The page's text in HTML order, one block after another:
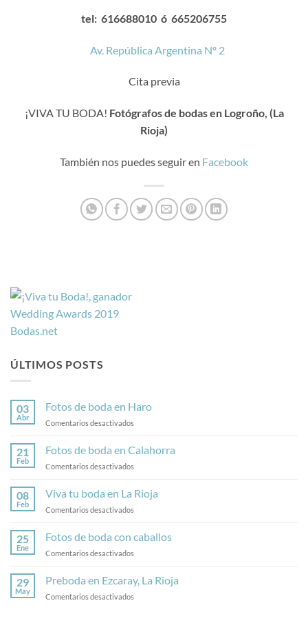
tel: 616688010 ó 665206755
Av. República Argentina Nº 2
Cita previa
¡VIVA TU BODA! Fotógrafos de bodas en Logroño, (La
Rioja)
También nos puedes seguir en Facebook
ÚLTIMOS POSTS
03
Abr
Fotos de boda en Haro
Comentarios desactivados
de
en
21
Feb
Fotos de boda en Calahorra
Comentarios desactivados
de
boda
en
08
Feb
Viva tu boda en La Rioja
Comentarios desactivados
en
Rioja
25
Ene
Fotos de boda con caballos
Comentarios desactivados
boda
con
29
May
Preboda en Ezcaray, La Rioja
Comentarios desactivados